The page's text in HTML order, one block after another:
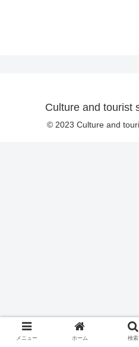
Culture and tourist
© 2023 Culture and
メニュー ホーム 検索